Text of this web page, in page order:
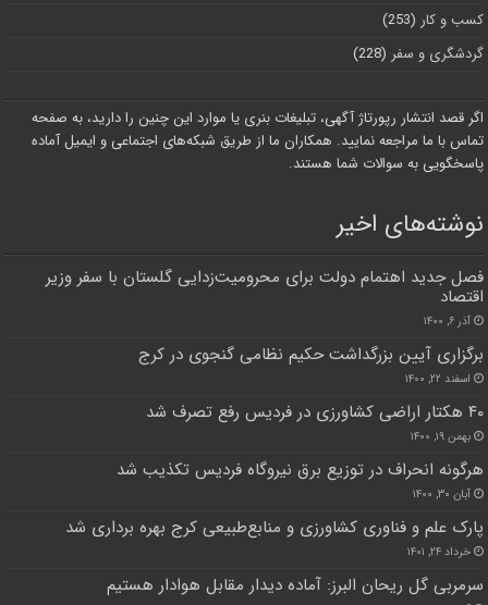
کسب و کار (253)
گردشگری و سفر (228)
اگر قصد انتشار رپورتاژ آگهی، تبلیغات بنری یا موارد این چنین را دارید، به صفحه
تماس با ما مراجعه نمایید. همکاران ما از طریق شبکه‌های اجتماعی و ایمیل آماده
پاسخگویی به سوالات شما هستند.
نوشته‌های اخیر
فصل جدید اهتمام دولت برای محرومیت‌زدایی گلستان با سفر وزیر
اقتصاد
آذر ۶, ۱۴۰۰
برگزاری آیین بزرگداشت حکیم نظامی گنجوی در کرج
اسفند ۲۲, ۱۴۰۰
۴۰ هکتار اراضی کشاورزی در فردیس رفع تصرف شد
بهمن ۱۹, ۱۴۰۰
هرگونه انحراف در توزیع برق نیروگاه فردیس تکذیب شد
آبان ۳۰, ۱۴۰۰
پارک علم و فناوری کشاورزی و منابع‌طبیعی کرج بهره برداری شد
خرداد ۲۴, ۱۴۰۱
سرمربی گل ریحان البرز: آماده دیدار مقابل هوادار هستیم